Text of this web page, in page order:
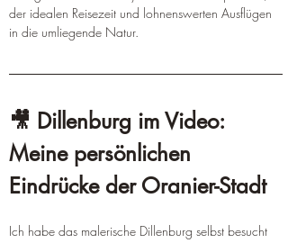
der idealen Reisezeit und lohnenswerten Ausflügen
in die umliegende Natur.
🎥 Dillenburg im Video:
Meine persönlichen
Eindrücke der Oranier-Stadt
Ich habe das malerische Dillenburg selbst besucht